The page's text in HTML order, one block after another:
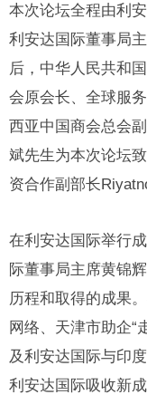
本次论坛全程由利
利安达国际董事局
后，中华人民共和
会原会长、全球服
西亚中国商会总会
斌先生为本次论坛
资合作副部长
在利安达国际举行
际董事局主席黄锦
历程和取得的成果
网络、天津市助企“
及利安达国际与印
利安达国际吸收新